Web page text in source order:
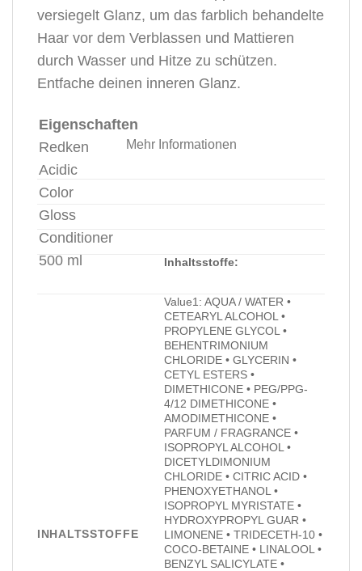
versiegelt Glanz, um das farblich behandelte
Haar vor dem Verblassen und Mattieren
durch Wasser und Hitze zu schützen.
Entfache deinen inneren Glanz.
Eigenschaften
Redken
Acidic
Color
Gloss
Conditioner
500 ml
Mehr Informationen
Inhaltsstoffe:
INHALTSSTOFFE
Value1: AQUA / WATER •
CETEARYL ALCOHOL •
PROPYLENE GLYCOL •
BEHENTRIMONIUM
CHLORIDE • GLYCERIN •
CETYL ESTERS •
DIMETHICONE • PEG/PPG-
4/12 DIMETHICONE •
AMODIMETHICONE •
PARFUM / FRAGRANCE •
ISOPROPYL ALCOHOL •
DICETYLDIMONIUM
CHLORIDE • CITRIC ACID •
PHENOXYETHANOL •
ISOPROPYL MYRISTATE •
HYDROXYPROPYL GUAR •
LIMONENE • TRIDECETH-10 •
COCO-BETAINE • LINALOOL •
BENZYL SALICYLATE •